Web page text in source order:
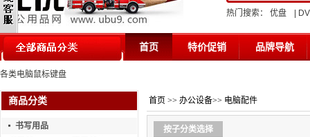
热门搜索： 优盘
首页 特价促销 品牌导航
各类电脑鼠标键盘
商品分类
书写用品
首页 >> 办公设备>> 电脑配件
按子分类选择